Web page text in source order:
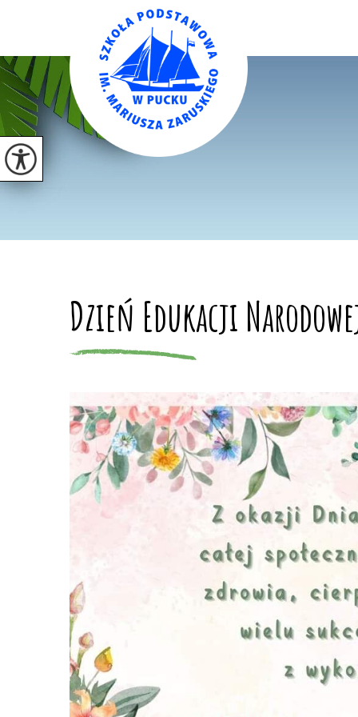
Dzień Edukacji